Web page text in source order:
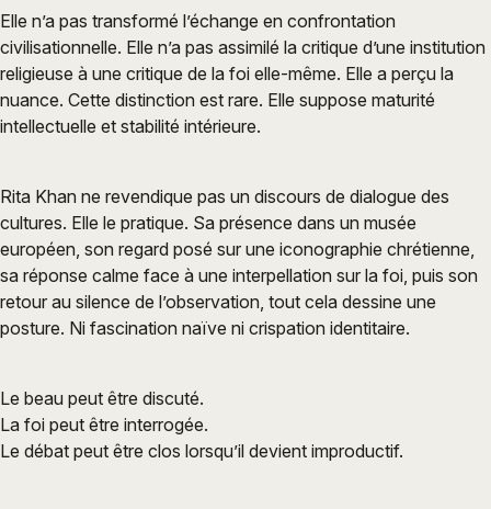
Elle n’a pas transformé l’échange en confrontation
civilisationnelle. Elle n’a pas assimilé la critique d’une institution
religieuse à une critique de la foi elle-même. Elle a perçu la
nuance. Cette distinction est rare. Elle suppose maturité
intellectuelle et stabilité intérieure.
Rita Khan ne revendique pas un discours de dialogue des
cultures. Elle le pratique. Sa présence dans un musée
européen, son regard posé sur une iconographie chrétienne,
sa réponse calme face à une interpellation sur la foi, puis son
retour au silence de l’observation, tout cela dessine une
posture. Ni fascination naïve ni crispation identitaire.
Le beau peut être discuté.
La foi peut être interrogée.
Le débat peut être clos lorsqu’il devient improductif.